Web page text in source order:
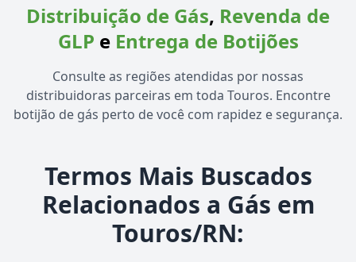
Distribuição de Gás, Revenda de
GLP e Entrega de Botijões
Consulte as regiões atendidas por nossas
distribuidoras parceiras em toda Touros. Encontre
botijão de gás perto de você com rapidez e segurança.
Termos Mais Buscados
Relacionados a Gás em
Touros/RN: